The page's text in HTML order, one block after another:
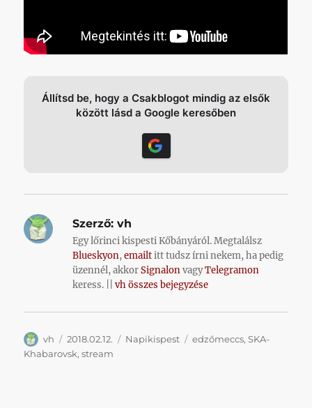
Állítsd be, hogy a Csakblogot mindig az elsők
között lásd a Google keresőben
Szerző: vh
Egy lőrinci kispesti Kőbányáról. Megtalálsz
Blueskyon,emailtitt tudsz írni nekem, ha pedig
üzennél, akkorSignalonvagyTelegramon
keress. ||vh összes bejegyzése
Szerző
vh Közzétéve
2018.02.12. Kategória
Napikispest Címke
edzőmeccs,SKA-
Khabarovsk,stream